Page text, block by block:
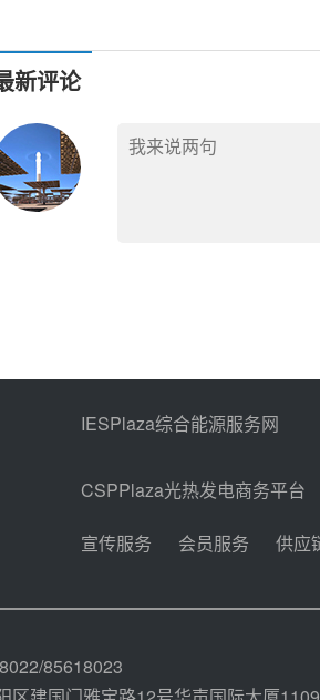
新评论
IESPlaza综合能源服务网
CSPPlaza光热发电商务平台
宣传服务 会员服务 供应
85618023